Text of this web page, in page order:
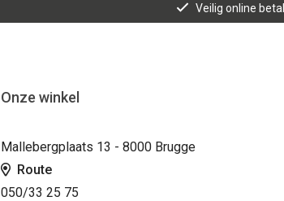
Veilig online
Onze winkel
Mallebergplaats 13 - 8000 Brugge
Route
050/33 25 75